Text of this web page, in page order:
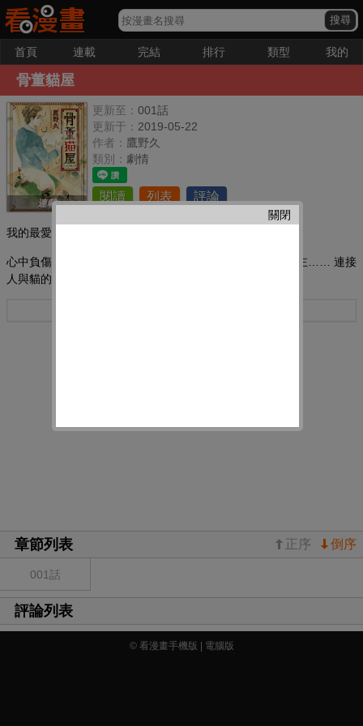
首頁 連載 完結 排行 類型 我的
骨董貓屋
連載
更新至： 001話
更新于： 2019-05-22
作者： 鷹野久
類別： 劇情
閱讀 列表 評論
我的最愛：
心中負傷的少女偶然路過古董店 里面有一只會說話的貓,店主…… 連接
人與貓的羈絆的稍微不可思議的故事!
章節列表 倒序
正序
001話
評論列表
關閉
© 看漫畫手機版 | 電腦版